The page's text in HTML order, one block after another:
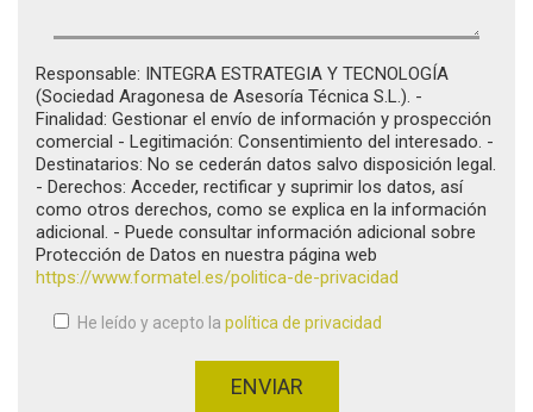
Responsable: INTEGRA ESTRATEGIA Y TECNOLOGÍA
(Sociedad Aragonesa de Asesoría Técnica S.L.). -
Finalidad: Gestionar el envío de información y prospección
comercial - Legitimación: Consentimiento del interesado. -
Destinatarios: No se cederán datos salvo disposición legal.
- Derechos: Acceder, rectificar y suprimir los datos, así
como otros derechos, como se explica en la información
adicional. - Puede consultar información adicional sobre
Protección de Datos en nuestra página web
https://www.formatel.es/politica-de-privacidad
He leído y acepto la política de privacidad
Aceptación de condiciones*
ENVIAR